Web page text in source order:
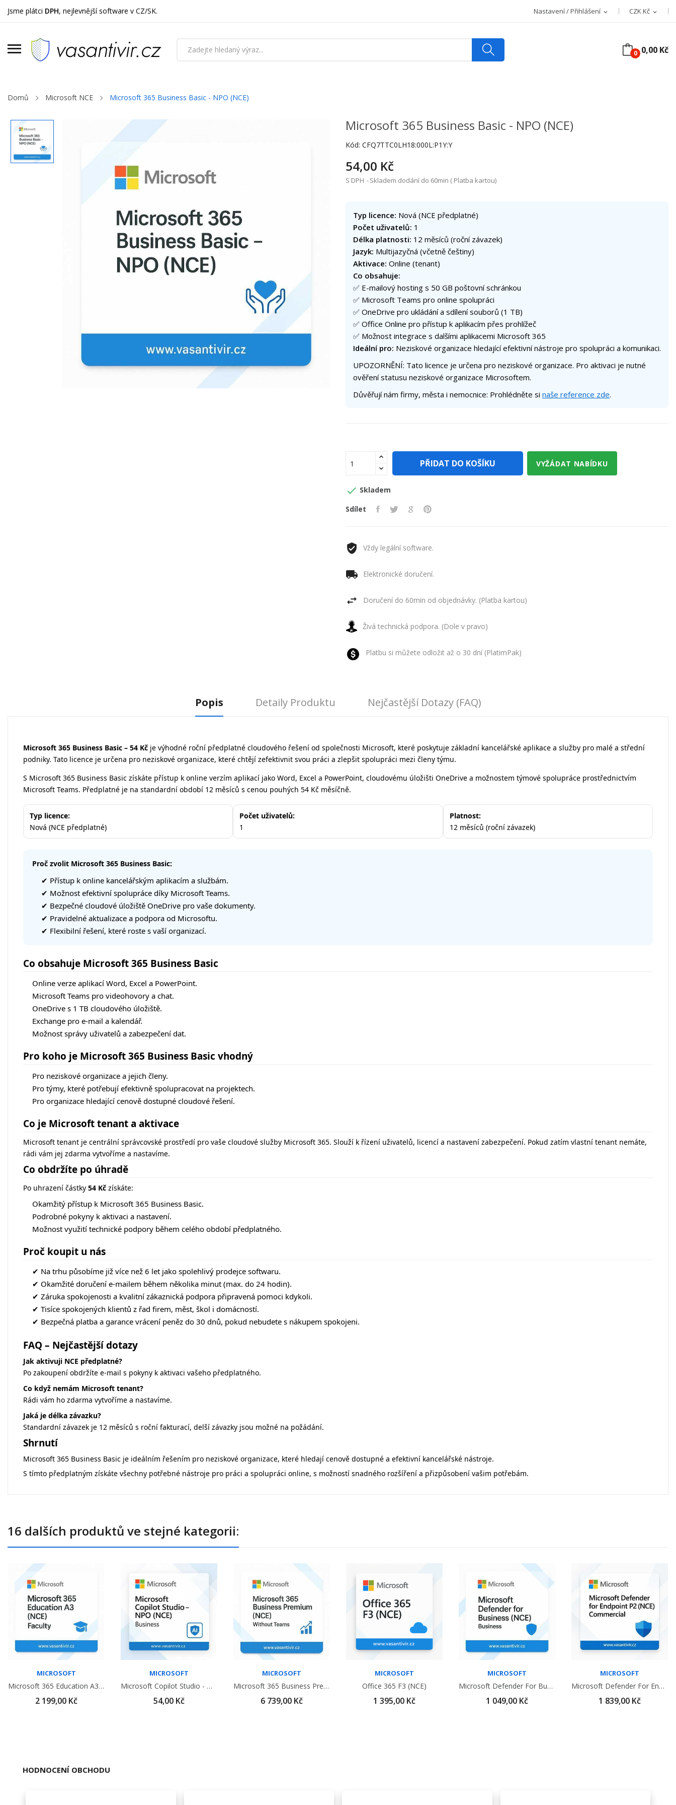
CZK Kč expand_more
Nastavení / Přihlášení expand_more
Jsme plátci DPH, nejlevnější software v CZ/SK.
0 0,00 Kč
Domů Microsoft NCE Microsoft 365 Business Basic - NPO (NCE)
Microsoft 365 Business Basic - NPO (NCE)
Kód: CFQ7TTC0LH18:000L:P1Y:Y
54,00 Kč
S DPH Skladem dodání do 60min ( Platba kartou)
Typ licence: Nová (NCE předplatné)
Počet uživatelů: 1
Délka platnosti: 12 měsíců (roční závazek)
Jazyk: Multijazyčná (včetně češtiny)
Aktivace: Online (tenant)
Co obsahuje:
✅ E-mailový hosting s 50 GB poštovní schránkou
✅ Microsoft Teams pro online spolupráci
✅ OneDrive pro ukládání a sdílení souborů (1 TB)
✅ Office Online pro přístup k aplikacím přes prohlížeč
✅ Možnost integrace s dalšími aplikacemi Microsoft 365
Ideální pro: Neziskové organizace hledající efektivní nástroje pro spolupráci a komunikaci.
UPOZORNĚNÍ: Tato licence je určena pro neziskové organizace. Pro aktivaci je nutné
ověření statusu neziskové organizace Microsoftem.
Důvěřují nám firmy, města i nemocnice: Prohlédněte si naše reference zde.
PŘIDAT DO KOŠÍKU VYŽÁDAT NABÍDKU
 Skladem
Sdílet
Vždy legální software.
Elektronické doručení.
Doručení do 60min od objednávky. (Platba kartou)
Živá technická podpora. (Dole v pravo)
Platbu si můžete odložit až o 30 dní (PlatimPak)
Popis Detaily Produktu Nejčastější Dotazy (FAQ)
Microsoft 365 Business Basic – 54 Kč je výhodné roční předplatné cloudového řešení od společnosti Microsoft, které poskytuje základní kancelářské aplikace a služby pro malé a střední
podniky. Tato licence je určena pro neziskové organizace, které chtějí zefektivnit svou práci a zlepšit spolupráci mezi členy týmu.
S Microsoft 365 Business Basic získáte přístup k online verzím aplikací jako Word, Excel a PowerPoint, cloudovému úložišti OneDrive a možnostem týmové spolupráce prostřednictvím
Microsoft Teams. Předplatné je na standardní období 12 měsíců s cenou pouhých 54 Kč měsíčně.
Typ licence:
Nová (NCE předplatné)
Počet uživatelů:
1
Platnost:
12 měsíců (roční závazek)
Proč zvolit Microsoft 365 Business Basic:
✔ Přístup k online kancelářským aplikacím a službám.
✔ Možnost efektivní spolupráce díky Microsoft Teams.
✔ Bezpečné cloudové úložiště OneDrive pro vaše dokumenty.
✔ Pravidelné aktualizace a podpora od Microsoftu.
✔ Flexibilní řešení, které roste s vaší organizací.
Co obsahuje Microsoft 365 Business Basic
Online verze aplikací Word, Excel a PowerPoint.
Microsoft Teams pro videohovory a chat.
OneDrive s 1 TB cloudového úložiště.
Exchange pro e-mail a kalendář.
Možnost správy uživatelů a zabezpečení dat.
Pro koho je Microsoft 365 Business Basic vhodný
Pro neziskové organizace a jejich členy.
Pro týmy, které potřebují efektivně spolupracovat na projektech.
Pro organizace hledající cenově dostupné cloudové řešení.
Co je Microsoft tenant a aktivace
Microsoft tenant je centrální správcovské prostředí pro vaše cloudové služby Microsoft 365. Slouží k řízení uživatelů, licencí a nastavení zabezpečení. Pokud zatím vlastní tenant nemáte,
rádi vám jej zdarma vytvoříme a nastavíme.
Co obdržíte po úhradě
Po uhrazení částky 54 Kč získáte:
Okamžitý přístup k Microsoft 365 Business Basic.
Podrobné pokyny k aktivaci a nastavení.
Možnost využití technické podpory během celého období předplatného.
Proč koupit u nás
✔ Na trhu působíme již více než 6 let jako spolehlivý prodejce softwaru.
✔ Okamžité doručení e-mailem během několika minut (max. do 24 hodin).
✔ Záruka spokojenosti a kvalitní zákaznická podpora připravená pomoci kdykoli.
✔ Tisíce spokojených klientů z řad firem, měst, škol i domácností.
✔ Bezpečná platba a garance vrácení peněz do 30 dnů, pokud nebudete s nákupem spokojeni.
FAQ – Nejčastější dotazy
Jak aktivuji NCE předplatné?
Po zakoupení obdržíte e-mail s pokyny k aktivaci vašeho předplatného.
Co když nemám Microsoft tenant?
Rádi vám ho zdarma vytvoříme a nastavíme.
Jaká je délka závazku?
Standardní závazek je 12 měsíců s roční fakturací, delší závazky jsou možné na požádání.
Shrnutí
Microsoft 365 Business Basic je ideálním řešením pro neziskové organizace, které hledají cenově dostupné a efektivní kancelářské nástroje.
S tímto předplatným získáte všechny potřebné nástroje pro práci a spolupráci online, s možností snadného rozšíření a přizpůsobení vašim potřebám.
16 dalších produktů ve stejné kategorii:
MICROSOFT
Microsoft 365 Education A3 (NCE) Faculty
2 199,00 Kč
MICROSOFT
Microsoft Copilot Studio - NPO (NCE)
54,00 Kč
MICROSOFT
Microsoft 365 Business Premium (NCE) Bez Teams
6 739,00 Kč
MICROSOFT
Office 365 F3 (NCE)
1 395,00 Kč
MICROSOFT
Microsoft Defender For Business (NCE) Business
1 049,00 Kč
MICROSOFT
Microsoft Defender For Endpoint P2 (NCE)...
1 839,00 Kč
HODNOCENÍ OBCHODU